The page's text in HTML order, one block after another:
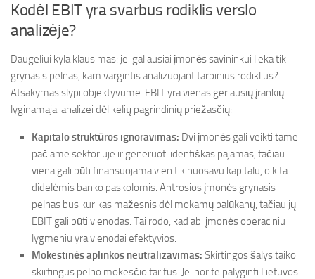
Kodėl EBIT yra svarbus rodiklis verslo
analizėje?
Daugeliui kyla klausimas: jei galiausiai įmonės savininkui lieka tik
grynasis pelnas, kam vargintis analizuojant tarpinius rodiklius?
Atsakymas slypi objektyvume. EBIT yra vienas geriausių įrankių
lyginamajai analizei dėl kelių pagrindinių priežasčių:
Kapitalo struktūros ignoravimas: Dvi įmonės gali veikti tame
pačiame sektoriuje ir generuoti identiškas pajamas, tačiau
viena gali būti finansuojama vien tik nuosavu kapitalu, o kita –
didelėmis banko paskolomis. Antrosios įmonės grynasis
pelnas bus kur kas mažesnis dėl mokamų palūkanų, tačiau jų
EBIT gali būti vienodas. Tai rodo, kad abi įmonės operaciniu
lygmeniu yra vienodai efektyvios.
Mokestinės aplinkos neutralizavimas: Skirtingos šalys taiko
skirtingus pelno mokesčio tarifus. Jei norite palyginti Lietuvos